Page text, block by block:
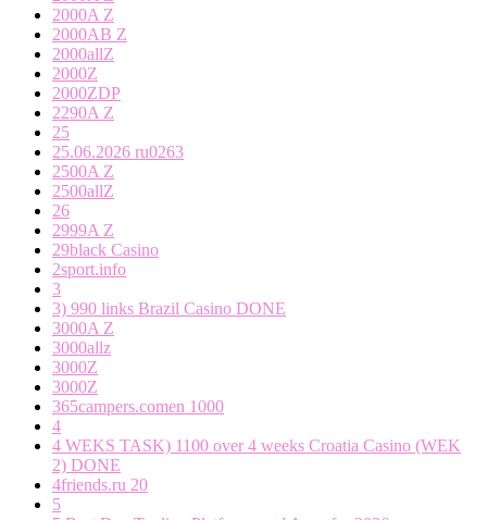
2000A Z
2000AB Z
2000allZ
2000Z
2000ZDP
2290A Z
25
25.06.2026 ru0263
2500A Z
2500allZ
26
2999A Z
29black Casino
2sport.info
3
3) 990 links Brazil Casino DONE
3000A Z
3000allz
3000Z
3000Z
365campers.comen 1000
4
4 WEKS TASK) 1100 over 4 weeks Croatia Casino (WEK
2) DONE
4friends.ru 20
5